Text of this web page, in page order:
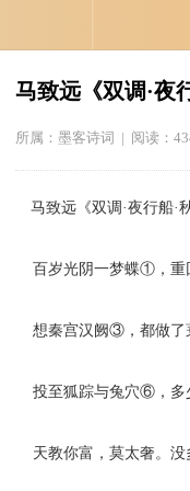
马致远《双调·夜
所属： 墨客诗词 | 阅读：
马致远《双调·夜行船·
百岁光阴一梦蝶①，重
想秦宫汉阙③，都做了
投至狐踪与兔穴⑥，多
天教你富，莫太奢。没